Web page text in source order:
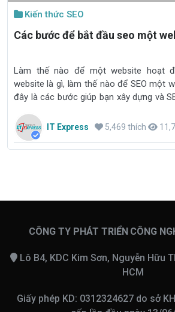
Kiến thức SEO
Các bước để bắt đầu seo một
Làm thế nào để một website hoạt
website là gì, làm thế nào để SEO một
đây là các bước giúp bạn xây dựng và
IT Express 5,469 thích
CÔNG TY PHÁT TRIỂN CÔNG
Lô B4, KDC Kim Sơn, Nguyễn Hữu
HCM
Giấy phép KD: 0312324627 do sở